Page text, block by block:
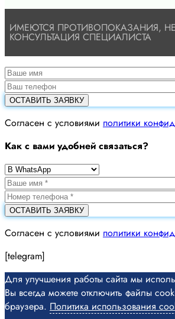
ИМЕЮТСЯ ПРОТИВОПОКАЗАНИЯ,
КОНСУЛЬТАЦИЯ СПЕЦИАЛИСТА
Cогласен с условиями политики
Как с вами удобней связаться?
Cогласен с условиями политики
[telegram]
Для улучшения работы сайта мы
Вы всегда можете отключить файлы
браузера. Политика использования